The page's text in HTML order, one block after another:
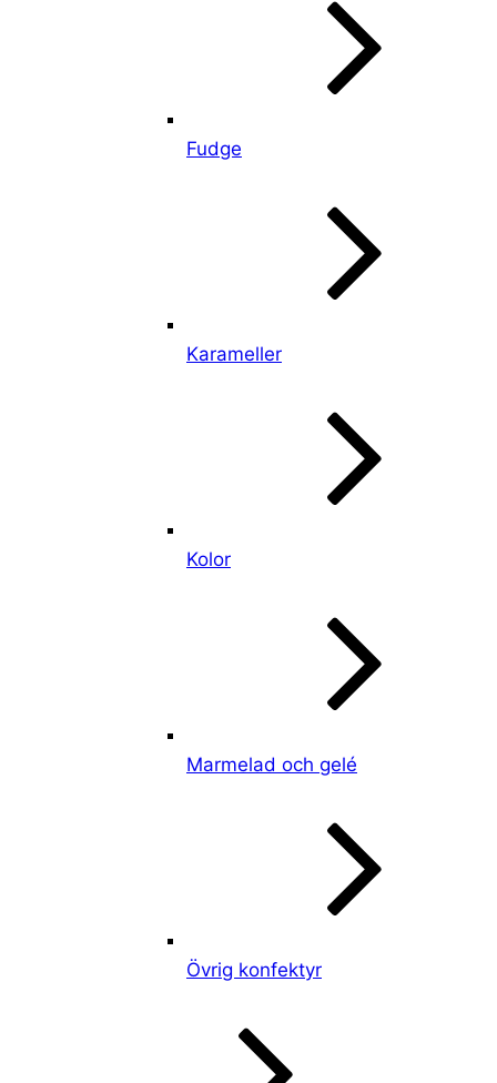
Fudge
Karameller
Kolor
Marmelad och gelé
Övrig konfektyr